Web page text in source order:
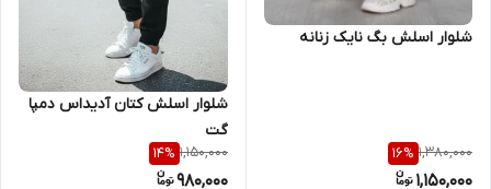
شلوار اسلش بگ نایک زنانه
1,380,000
16%
1,150,000
شلوار اسلش کتان آدیداس دمپا
گت
1,150,000
14%
980,000